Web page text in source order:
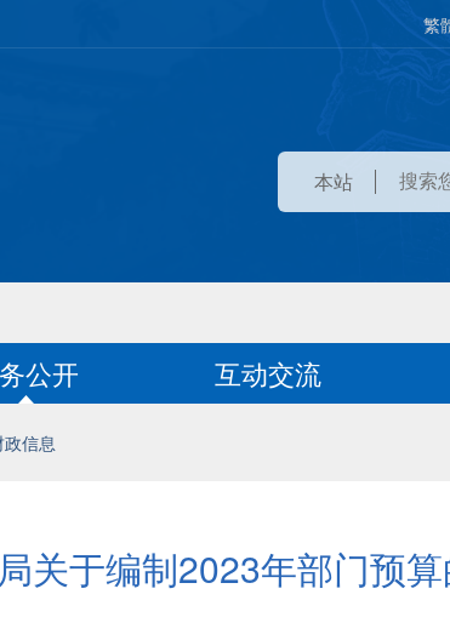
繁
本站
公开 互动交流
政信息
关于编制2023年部门预算